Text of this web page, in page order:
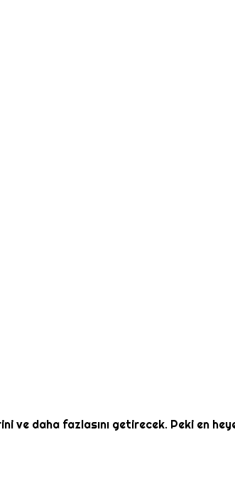
ve daha fazlasını getirecek. Peki en